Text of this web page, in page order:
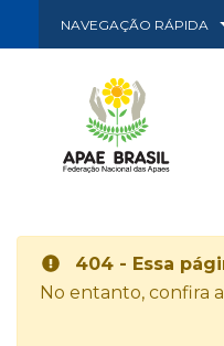
NAVEGAÇÃO RÁPIDA
404 - Essa
No entanto, confira